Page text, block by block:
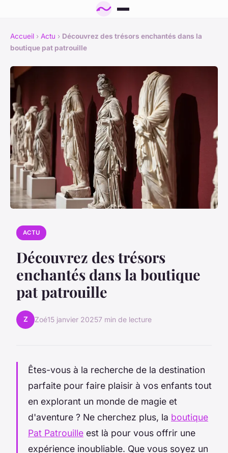
Accueil › Actu › Découvrez des trésors enchantés dans la
boutique pat patrouille
ACTU
Découvrez des trésors
enchantés dans la boutique
pat patrouille
Z Zoé15 janvier 20257 min de lecture
Êtes-vous à la recherche de la destination
parfaite pour faire plaisir à vos enfants tout
en explorant un monde de magie et
d'aventure ? Ne cherchez plus, la boutique
Pat Patrouille est là pour vous offrir une
expérience inoubliable. Que vous soyez un